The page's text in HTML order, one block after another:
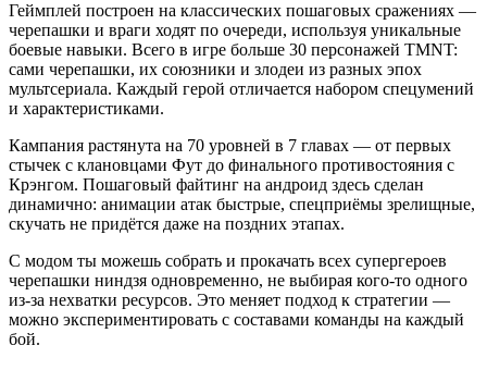
Геймплей построен на классических пошаговых сражениях —
черепашки и враги ходят по очереди, используя уникальные
боевые навыки. Всего в игре больше 30 персонажей TMNT:
сами черепашки, их союзники и злодеи из разных эпох
мультсериала. Каждый герой отличается набором спецумений
и характеристиками.
Кампания растянута на 70 уровней в 7 главах — от первых
стычек с клановцами Фут до финального противостояния с
Крэнгом. Пошаговый файтинг на андроид здесь сделан
динамично: анимации атак быстрые, спецприёмы зрелищные,
скучать не придётся даже на поздних этапах.
С модом ты можешь собрать и прокачать всех супергероев
черепашки ниндзя одновременно, не выбирая кого-то одного
из-за нехватки ресурсов. Это меняет подход к стратегии —
можно экспериментировать с составами команды на каждый
бой.